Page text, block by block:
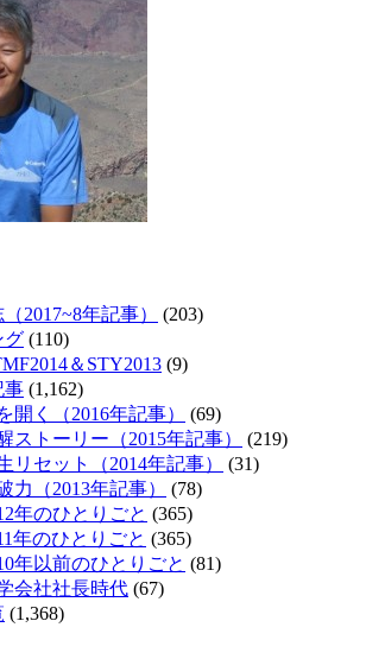
2017~8年記事）
(203)
グ (110)
＆STY2013 (9)
事 (1,162)
開く（2016年記事）
(69)
ストーリー（2015年記事）
(219)
リセット（2014年記事）
(31)
力（2013年記事）
(78)
年のひとりごと (365)
年のひとりごと (365)
年以前のひとりごと (81)
会社社長時代 (67)
(1,368)